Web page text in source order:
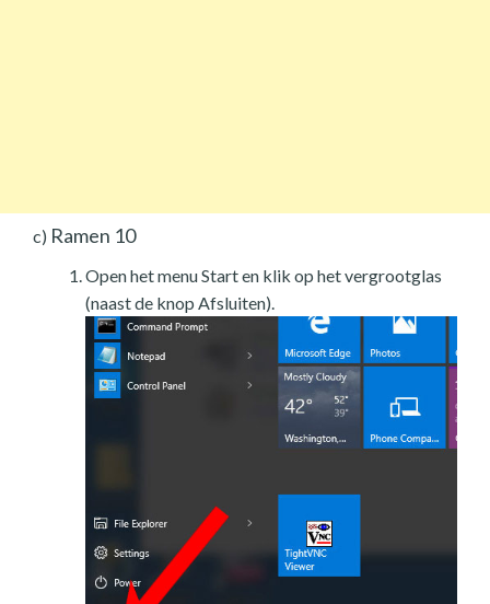
c) Ramen 10
Open het menu Start en klik op het vergrootglas
(naast de knop Afsluiten).